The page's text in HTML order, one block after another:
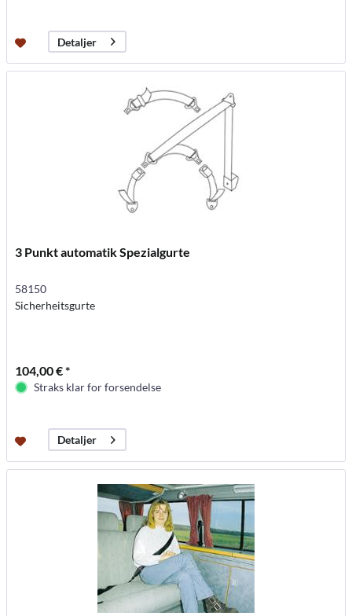
Detaljer
3 Punkt automatik Spezialgurte
58150
Sicherheitsgurte
104,00 € *
Straks klar for forsendelse
Detaljer